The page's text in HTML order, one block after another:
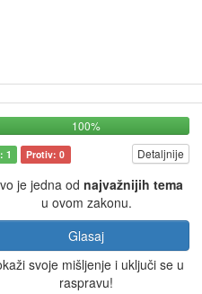
100%
1 Protiv: 0 Detaljnije
je jedna od najvažnijih tema
u ovom zakonu.
Glasaj
svoje mišljenje i uključi se u
raspravu!